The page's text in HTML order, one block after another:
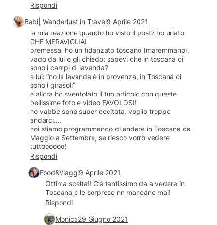
Rispondi
Babi| Wanderlust in Travel9 Aprile 2021
la mia reazione quando ho visto il post? ho urlato
CHE MERAVIGLIA!
premessa: ho un fidanzato toscano (maremmano),
vado da lui e gli chiedo: sapevi che in toscana ci
sono i campi di lavanda?
e lui: “no la lavanda è in provenza, in Toscana ci
sono i girasoli”
e allora ho sventolato il tuo articolo con queste
bellissime foto e video FAVOLOSI!
no vabbè sono super eccitata, voglio troppo
andarci….
noi stiamo programmando di andare in Toscana da
Maggio a Settembre, se riesco vorrò vedere
tuttoooooo!
Rispondi
Food&Viaggi9 Aprile 2021
Ottima scelta!! C’è tantissimo da a vedere in
Toscana e le sorprese nn mancano mai!
Rispondi
Monica29 Giugno 2021